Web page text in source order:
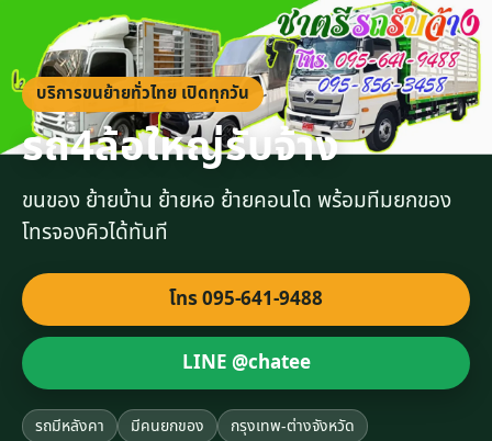
บริการขนย้ายทั่วไทย เปิดทุกวัน
รถ4ล้อใหญ่รับจ้าง
ขนของ ย้ายบ้าน ย้ายหอ ย้ายคอนโด พร้อมทีมยกของ
โทรจองคิวได้ทันที
โทร 095-641-9488
LINE @chatee
รถมีหลังคา มีคนยกของ กรุงเทพ-ต่างจังหวัด